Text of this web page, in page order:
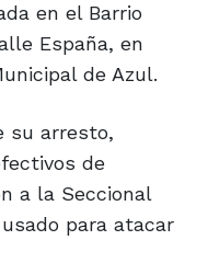
en el Barrio
España, en
de Azul.
su arresto,
de
a la Seccional
para atacar